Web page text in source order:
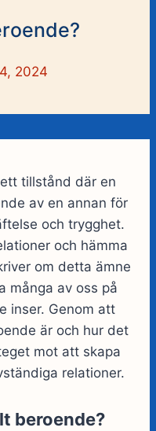
2024
tillstånd där en
av en annan för
och trygghet.
och hämma
om detta ämne
många av oss på
inser. Genom att
är och hur det
mot att skapa
relationer.
beroende?